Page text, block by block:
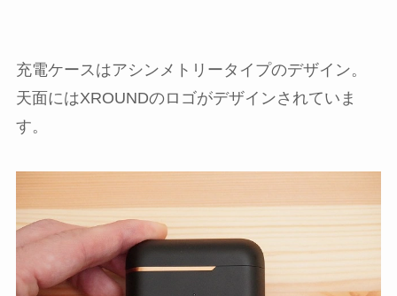
充電ケースはアシンメトリータイプのデザイン。
天面にはXROUNDのロゴがデザインされていま
す。